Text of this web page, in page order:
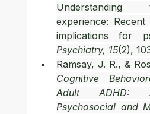
experience:
implications for
Psychiatry, 15(2),
Cognitive
Adult ADHD:
Psychosocial and